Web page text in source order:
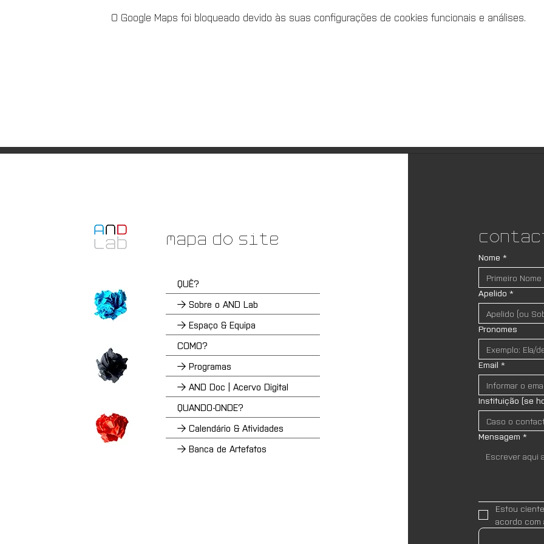
O Google Maps foi bloqueado devido às suas configurações de cookies funcionais e análises.
Mapa do site
QUÊ?
→ Sobre o AND Lab
→ Espaço & Equipa
COMO?
→ Programas
→ AND Doc | Acervo Digital
QUANDO-ONDE?
→ Calendário & Atividades
→ Banca de Artefatos
Nome *
Apelido *
Pronomes
Email *
Instituição (se
Mensagem *
Estou
acordo